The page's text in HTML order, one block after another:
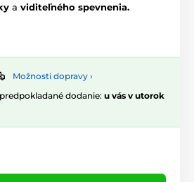
a viditeľného spevnenia.
Možnosti dopravy ›
dodanie: u vás v utorok